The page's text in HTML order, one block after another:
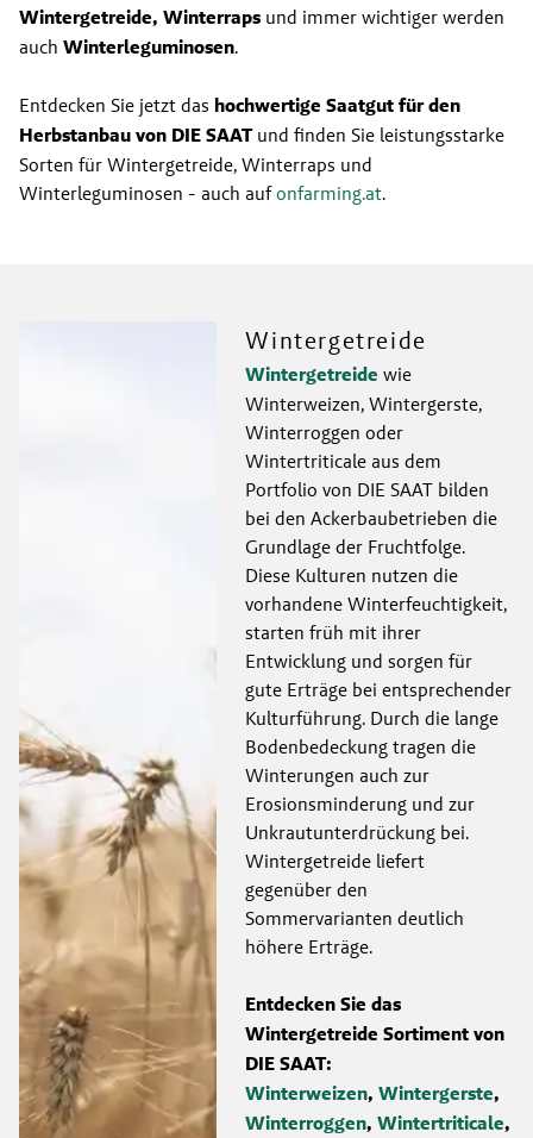
Wintergetreide, Winterraps und immer wichtiger werden
auch Winterleguminosen.
Entdecken Sie jetzt das hochwertige Saatgut für den
Herbstanbau von DIE SAAT und finden Sie leistungsstarke
Sorten für Wintergetreide, Winterraps und
Winterleguminosen - auch auf onfarming.at.
Wintergetreide
Wintergetreide wie
Winterweizen, Wintergerste,
Winterroggen oder
Wintertriticale aus dem
Portfolio von DIE SAAT bilden
bei den Ackerbaubetrieben die
Grundlage der Fruchtfolge.
Diese Kulturen nutzen die
vorhandene Winterfeuchtigkeit,
starten früh mit ihrer
Entwicklung und sorgen für
gute Erträge bei entsprechender
Kulturführung. Durch die lange
Bodenbedeckung tragen die
Winterungen auch zur
Erosionsminderung und zur
Unkrautunterdrückung bei.
Wintergetreide liefert
gegenüber den
Sommervarianten deutlich
höhere Erträge.
Entdecken Sie das
Wintergetreide Sortiment von
DIE SAAT:
Winterweizen, Wintergerste
Winterroggen, Wintertriticale